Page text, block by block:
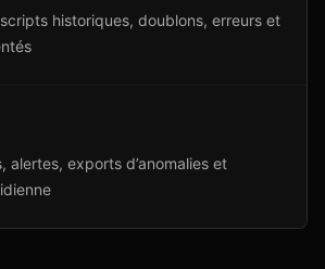
historiques, doublons, erreurs et
alertes, exports d’anomalies et